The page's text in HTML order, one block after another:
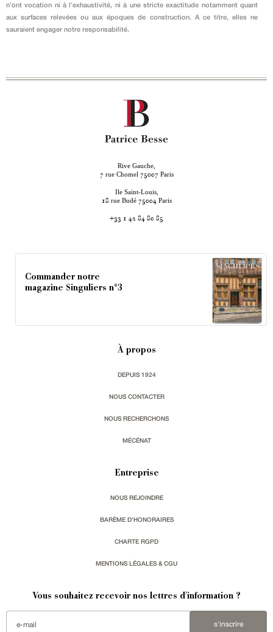
n’ont vocation ni à l’exhaustivité, ni à une stricte exactitude notamment quant
aux surfaces relevées ou aux époques de construction. A ce titre, elles ne
sauraient engager notre responsabilité.
Rive Gauche,
7 rue Chomel 75007 Paris
Ile Saint-Louis,
18 rue Budé 75004 Paris
+33 1 42 84 80 85
Commander notre
magazine Singuliers n°3
À propos
DEPUIS 1924
NOUS CONTACTER
NOUS RECHERCHONS
MÉCÉNAT
Entreprise
NOUS REJOINDRE
BARÈME D'HONORAIRES
CHARTE RGPD
MENTIONS LÉGALES & CGU
Vous souhaitez recevoir nos lettres d'information ?
s'inscrire